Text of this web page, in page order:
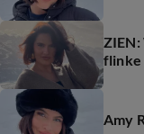
flinke
Amy